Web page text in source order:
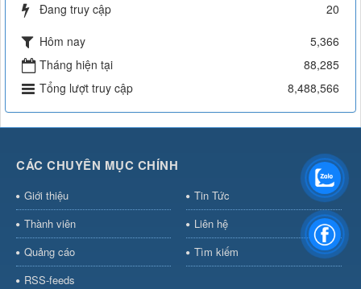
Đang truy cập
20
Hôm nay
5,366
Tháng hiện tại
88,285
Tổng lượt truy cập
8,488,566
CÁC CHUYÊN MỤC CHÍNH
Giới thiệu
Tin Tức
Thành viên
Liên hệ
Quảng cáo
Tìm kiếm
RSS-feeds